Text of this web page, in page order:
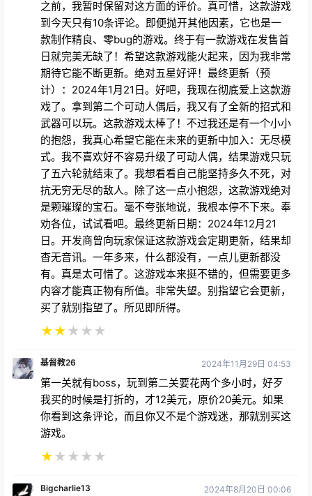
之前，我暂时保留对这方面的评价。真可惜，这款游戏
到今天只有10条评论。即便抛开其他因素，它也是一
款制作精良、零bug的游戏。终于有一款游戏在发售首
日就完美无缺了！希望这款游戏能火起来，因为我非常
期待它能不断更新。绝对五星好评！最终更新（预
计）：2024年1月21日。好吧，我现在彻底爱上这款游
戏了。拿到第二个可动人偶后，我又有了全新的招式和
武器可以玩。这款游戏太棒了！不过我还是有一个小小
的抱怨，我真心希望它能在未来的更新中加入：无尽模
式。我不喜欢好不容易升级了可动人偶，结果游戏只玩
了五六轮就结束了。我想看看自己能坚持多久不死，对
抗无穷无尽的敌人。除了这一点小抱怨，这款游戏绝对
是颗璀璨的宝石。毫不夸张地说，我根本停不下来。奉
劝各位，试试看吧。最终更新日期：2024年12月21
日。开发商曾向玩家保证这款游戏会定期更新，结果却
杳无音讯。一年多来，什么都没有，一点儿更新都没
有。真是太可惜了。这游戏本来挺不错的，但需要更多
内容才能真正物有所值。非常失望。别指望它会更新，
买了就别指望了。所见即所得。
★★★ ★ ★
基督教26 2024年11月29日 04:53
第一关就有boss，玩到第二关要花两个多小时，好歹
我买的时候是打折的，才12美元，原价20美元。如果
你看到这条评论，而且你又不是个游戏迷，那就别买这
游戏。
★★ ★ ★ ★
Bigcharlie13 2024年8月20日 00:06